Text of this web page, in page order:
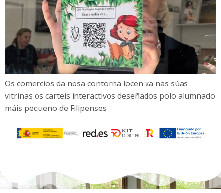
Os comercios da nosa contorna locen xa nas súas
vitrinas os carteis interactivos deseñados polo alumnado
máis pequeno de Filipenses